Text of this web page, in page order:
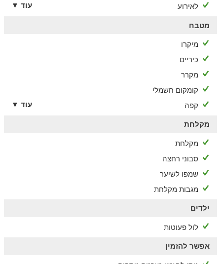
לאירוע עוד ▼
מטבח
מיקרו
כיריים
מקרר
קומקום חשמלי
קפה
עוד ▼
מקלחת
מקלחת
סבוני רחצה
שמפו לשיער
מגבות מקלחת
ילדים
לול פעוטות
אפשר להזמין